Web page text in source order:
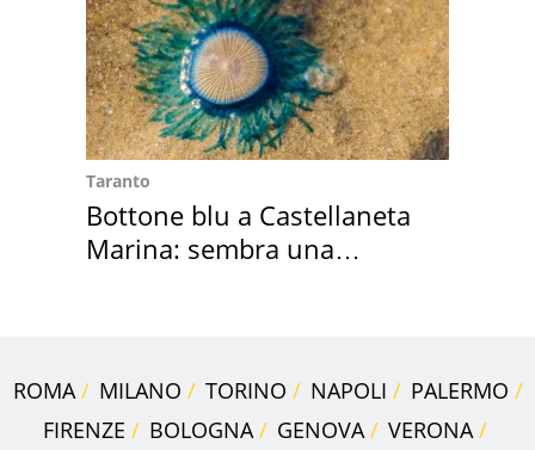
Taranto
Bottone blu a Castellaneta
Marina: sembra una
ROMA MILANO TORINO NAPOLI
PALERMO
FIRENZE
BOLOGNA GENOVA
VERONA